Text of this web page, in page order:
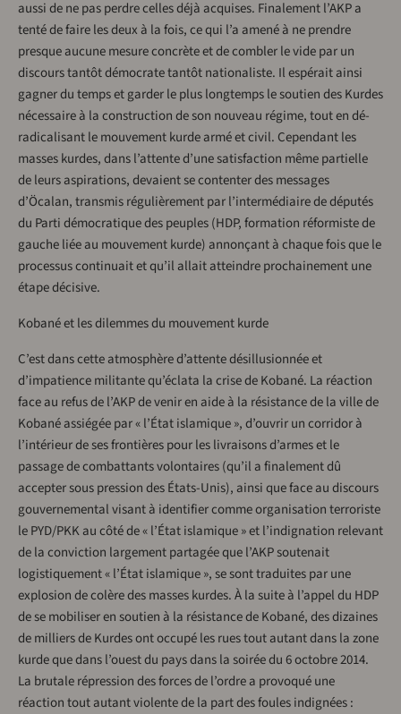
aussi de ne pas perdre celles déjà acquises. Finalement l’AKP a
tenté de faire les deux à la fois, ce qui l’a amené à ne prendre
presque aucune mesure concrète et de combler le vide par un
discours tantôt démocrate tantôt nationaliste. Il espérait ainsi
gagner du temps et garder le plus longtemps le soutien des Kurdes
nécessaire à la construction de son nouveau régime, tout en dé-
radicalisant le mouvement kurde armé et civil. Cependant les
masses kurdes, dans l’attente d’une satisfaction même partielle
de leurs aspirations, devaient se contenter des messages
d’Öcalan, transmis régulièrement par l’intermédiaire de députés
du Parti démocratique des peuples (HDP, formation réformiste de
gauche liée au mouvement kurde) annonçant à chaque fois que le
processus continuait et qu’il allait atteindre prochainement une
étape décisive.
Kobané et les dilemmes du mouvement kurde
C’est dans cette atmosphère d’attente désillusionnée et
d’impatience militante qu’éclata la crise de Kobané. La réaction
face au refus de l’AKP de venir en aide à la résistance de la ville de
Kobané assiégée par « l’État islamique », d’ouvrir un corridor à
l’intérieur de ses frontières pour les livraisons d’armes et le
passage de combattants volontaires (qu’il a finalement dû
accepter sous pression des États-Unis), ainsi que face au discours
gouvernemental visant à identifier comme organisation terroriste
le PYD/PKK au côté de « l’État islamique » et l’indignation relevant
de la conviction largement partagée que l’AKP soutenait
logistiquement « l’État islamique », se sont traduites par une
explosion de colère des masses kurdes. À la suite à l’appel du HDP
de se mobiliser en soutien à la résistance de Kobané, des dizaines
de milliers de Kurdes ont occupé les rues tout autant dans la zone
kurde que dans l’ouest du pays dans la soirée du 6 octobre 2014.
La brutale répression des forces de l’ordre a provoqué une
réaction tout autant violente de la part des foules indignées :